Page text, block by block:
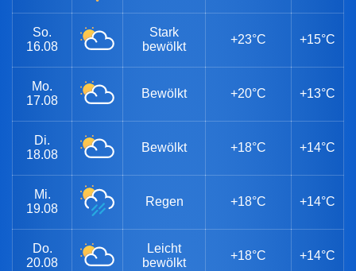
So.
16.08
Stark
bewölkt
+23°C +15°C
Mo.
17.08
Bewölkt +20°C +13°C
Di.
18.08
Bewölkt +18°C +14°C
Mi.
19.08
Regen +18°C +14°C
Do.
20.08
Leicht
bewölkt
+18°C +14°C